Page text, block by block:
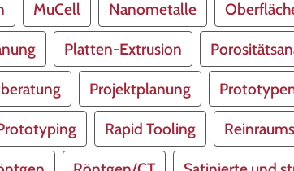
MuCell Nanometalle
Platten-Extrusion
Projektplanung
Rapid Tooling